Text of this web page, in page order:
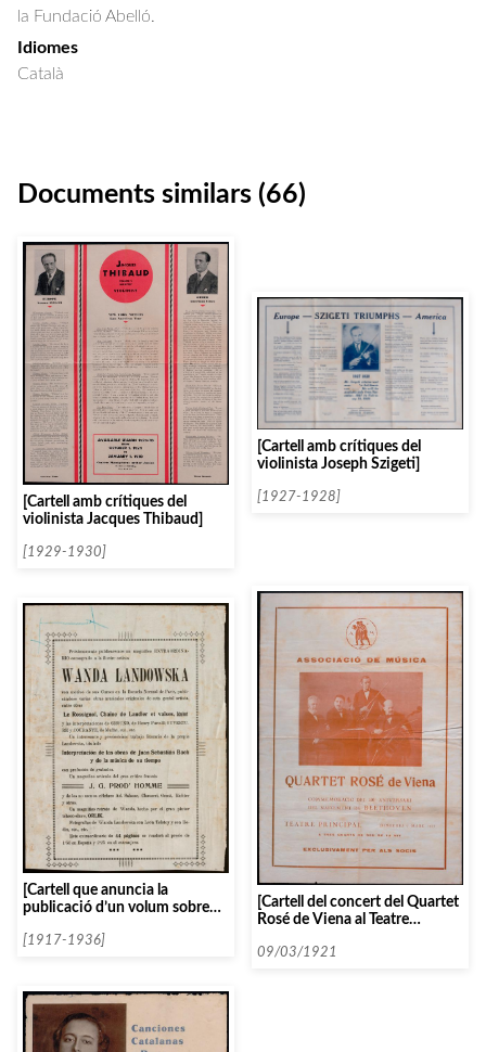
la Fundació Abelló.
Idiomes
Català
Documents similars (66)
[Cartell amb crítiques del
violinista Jacques Thibaud]
[1929-1930]
[Cartell amb crítiques del
violinista Joseph Szigeti]
[1927-1928]
[Cartell que anuncia la
publicació d’un volum sobre
[1917-1936]
[Cartell del concert del Quartet
Rosé de Viena al Teatre
9 de març de 1921]
09/03/1921